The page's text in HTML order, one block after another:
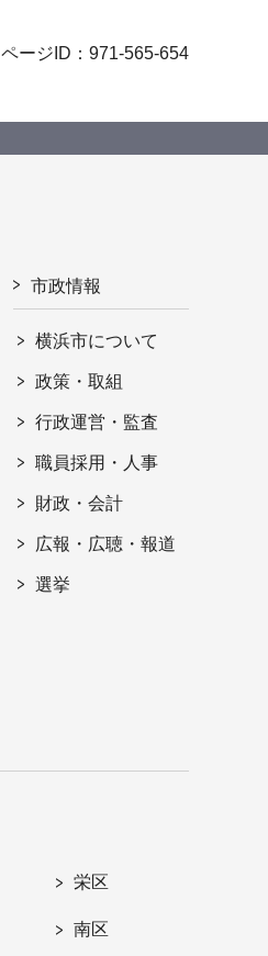
ページID：971-565-654
市政情報
横浜市について
政策・取組
行政運営・監査
職員採用・人事
財政・会計
広報・広聴・報道
選挙
栄区
南区